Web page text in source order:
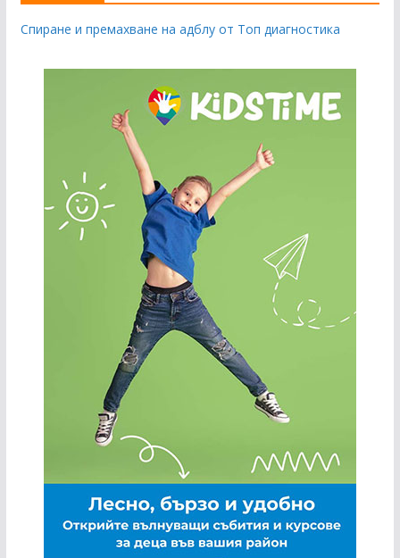
Спиране и премахване на адблу от Топ диагностика